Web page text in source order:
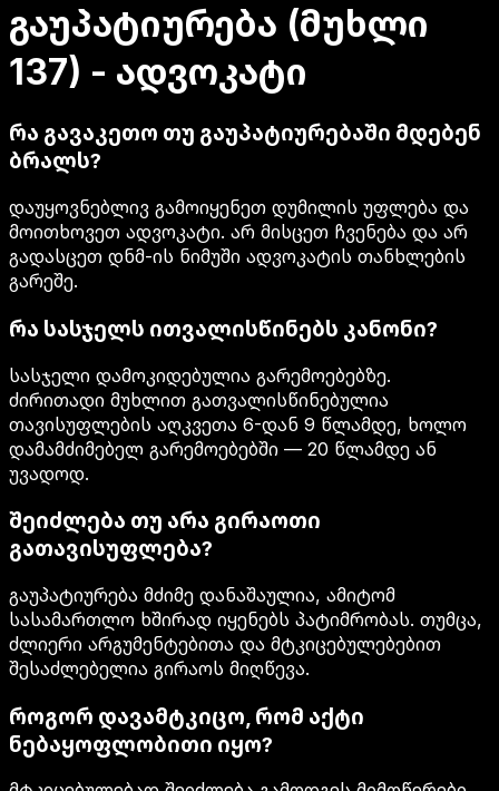
გაუპატიურება (მუხლი
137) - ადვოკატი
რა გავაკეთო თუ გაუპატიურებაში მდებენ
ბრალს?
დაუყოვნებლივ გამოიყენეთ დუმილის უფლება და
მოითხოვეთ ადვოკატი. არ მისცეთ ჩვენება და არ
გადასცეთ დნმ-ის ნიმუში ადვოკატის თანხლების
გარეშე.
რა სასჯელს ითვალისწინებს კანონი?
სასჯელი დამოკიდებულია გარემოებებზე.
ძირითადი მუხლით გათვალისწინებულია
თავისუფლების აღკვეთა 6-დან 9 წლამდე, ხოლო
დამამძიმებელ გარემოებებში — 20 წლამდე ან
უვადოდ.
შეიძლება თუ არა გირაოთი
გათავისუფლება?
გაუპატიურება მძიმე დანაშაულია, ამიტომ
სასამართლო ხშირად იყენებს პატიმრობას. თუმცა,
ძლიერი არგუმენტებითა და მტკიცებულებებით
შესაძლებელია გირაოს მიღწევა.
როგორ დავამტკიცო, რომ აქტი
ნებაყოფლობითი იყო?